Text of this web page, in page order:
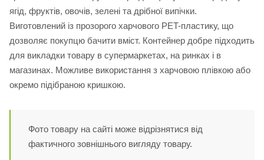
ягід, фруктів, овочів, зелені та дрібної випічки.
Виготовлений із прозорого харчового PET-пластику, що
дозволяє покупцю бачити вміст. Контейнер добре підходить
для викладки товару в супермаркетах, на ринках і в
магазинах. Можливе використання з харчовою плівкою або
окремо підібраною кришкою.
Фото товару на сайті може відрізнятися від
фактичного зовнішнього вигляду товару.